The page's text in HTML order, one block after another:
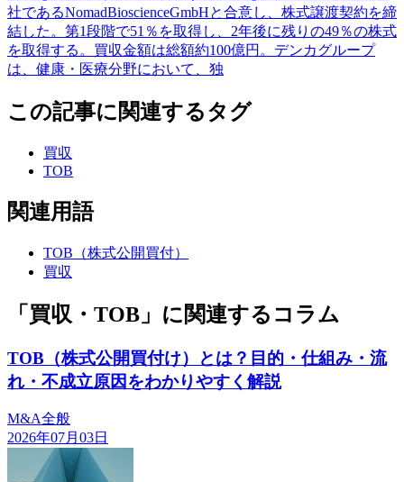
社であるNomadBioscienceGmbHと合意し、株式譲渡契約を締
結した。第1段階で51％を取得し、2年後に残りの49％の株式
を取得する。買収金額は総額約100億円。デンカグループ
は、健康・医療分野において、独
この記事に関連するタグ
買収
TOB
関連用語
TOB（株式公開買付）
買収
「買収・TOB」に関連するコラム
TOB（株式公開買付け）とは？目的・仕組み・流
れ・不成立原因をわかりやすく解説
M&A全般
2026年07月03日